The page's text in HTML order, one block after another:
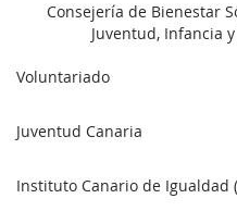
Consejería de Bienestar
Juventud, Infancia
Voluntariado
Juventud Canaria
Instituto Canario de Igualdad